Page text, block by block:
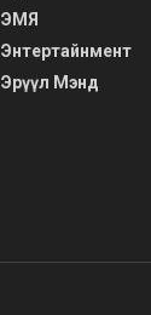
ЭМЯ
Энтертайнмент
Эрүүл Мэнд